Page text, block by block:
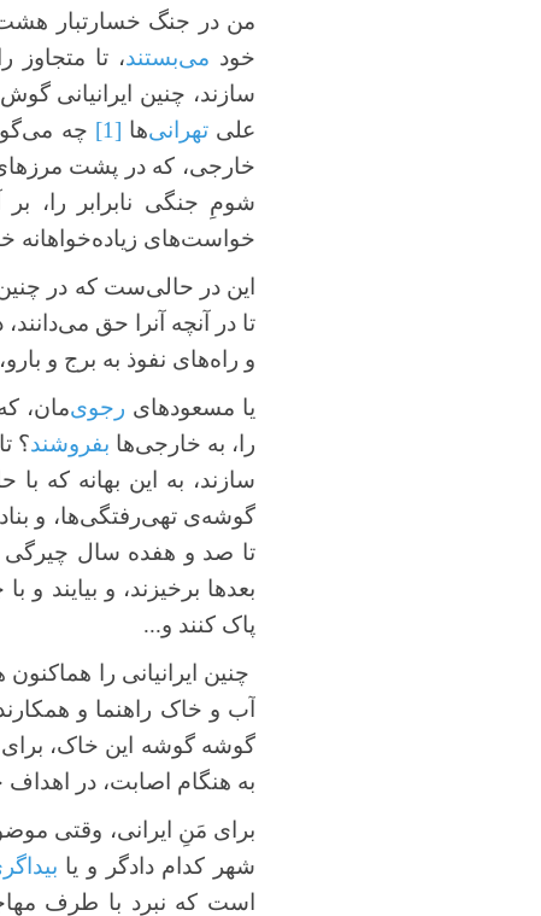
من در جنگ خسارتبار
خود می‌بستند، تا متجاوز
سازند، چنین ایرانیانی
علیتهرانی‌ها [1]
چه
خارجی، که در پشت
شومِ جنگی نابرابر را، بر
خواست‌های زیاده‌خواهانه
این در حالی‌ست که در
تا در آنچه آنرا حق
و راه‌های نفوذ به برج و
یا مسعودهای رجوی‌مان،
را، به خارجی‌ها بفروشند؟
سازند، به این بهانه که با
گوشه‌ی تهی‌رفتگی‌ها، و
تا صد و هفده سال چیرگی
بعدها برخیزند، و بیایند
پاک کنند و...
چنین ایرانیانی را
آب و خاک راهنما و
گوشه گوشه این خاک، برای
به هنگام اصابت، در اهداف
برای مَنِ ایرانی، وقتی
شهر کدام دادگر و یا
است که نبرد با طرف